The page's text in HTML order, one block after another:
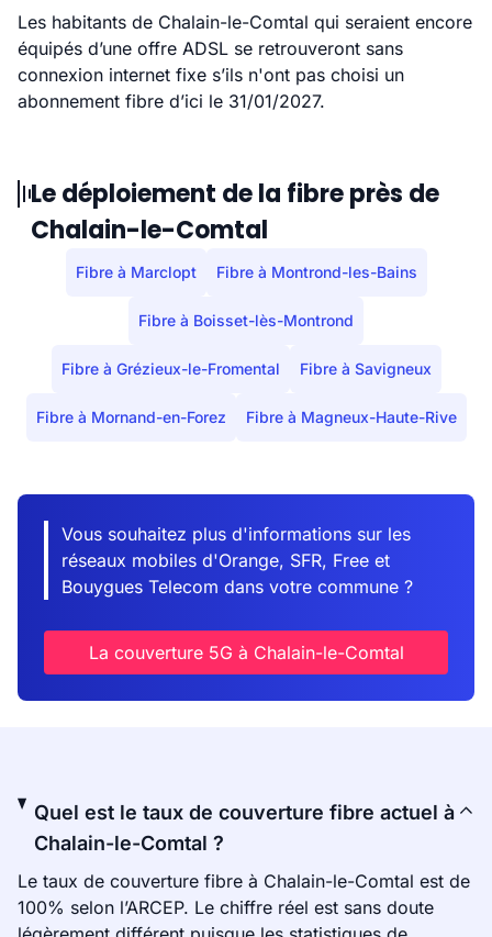
Les habitants de Chalain-le-Comtal qui seraient encore
équipés d’une offre ADSL se retrouveront sans
connexion internet fixe s’ils n'ont pas choisi un
abonnement fibre d’ici le 31/01/2027.
Le déploiement de la fibre près de
Chalain-le-Comtal
Fibre à Marclopt Fibre à Montrond-les-Bains
Fibre à Boisset-lès-Montrond
Fibre à Grézieux-le-Fromental Fibre à Savigneux
Fibre à Mornand-en-Forez Fibre à Magneux-Haute-Rive
Vous souhaitez plus d'informations sur les
réseaux mobiles d'Orange, SFR, Free et
Bouygues Telecom dans votre commune ?
La couverture 5G à Chalain-le-Comtal
Quel est le taux de couverture fibre actuel à
Chalain-le-Comtal ?
Le taux de couverture fibre à Chalain-le-Comtal est de
100% selon l’ARCEP. Le chiffre réel est sans doute